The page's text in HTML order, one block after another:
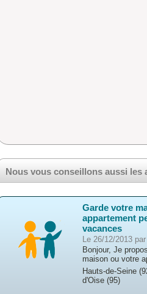
Nous vous conseillons aussi les
Garde votre
appartement
vacances
Le 26/12/2013
Bonjour, Je
maison ou votre
Hauts-de-Seine
d'Oise (95)